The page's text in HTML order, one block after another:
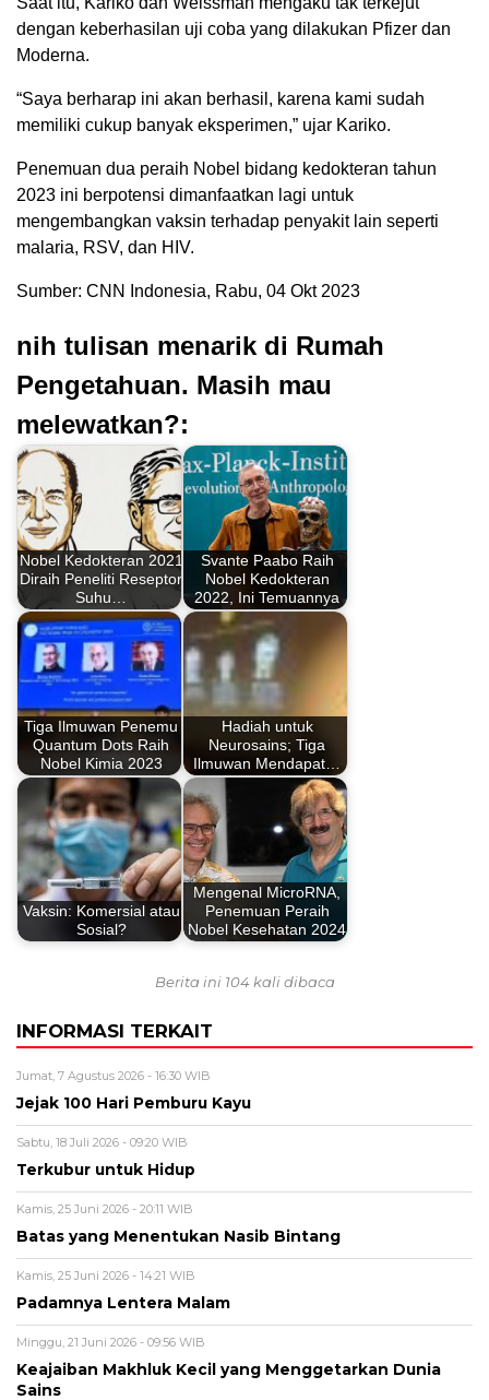
dengan keberhasilan uji coba yang dilakukan Pfizer dan
Moderna.
“Saya berharap ini akan berhasil, karena kami sudah
memiliki cukup banyak eksperimen,” ujar Kariko.
Penemuan dua peraih Nobel bidang kedokteran tahun
2023 ini berpotensi dimanfaatkan lagi untuk
mengembangkan vaksin terhadap penyakit lain seperti
malaria, RSV, dan HIV.
Sumber: CNN Indonesia, Rabu, 04 Okt 2023
nih tulisan menarik di Rumah
Pengetahuan. Masih mau
melewatkan?:
Nobel Kedokteran 2021
Diraih Peneliti Reseptor
Suhu…
Svante Paabo Raih
Nobel Kedokteran
2022, Ini Temuannya
Tiga Ilmuwan Penemu
Quantum Dots Raih
Nobel Kimia 2023
Hadiah untuk
Neurosains; Tiga
Ilmuwan Mendapat…
Vaksin: Komersial atau
Sosial?
Mengenal MicroRNA,
Penemuan Peraih
Nobel Kesehatan 2024
Berita ini 104 kali dibaca
INFORMASI TERKAIT
Jumat, 7 Agustus 2026 - 16:30 WIB
Jejak 100 Hari Pemburu Kayu
Sabtu, 18 Juli 2026 - 09:20 WIB
Terkubur untuk Hidup
Kamis, 25 Juni 2026 - 20:11 WIB
Batas yang Menentukan Nasib Bintang
Kamis, 25 Juni 2026 - 14:21 WIB
Padamnya Lentera Malam
Minggu, 21 Juni 2026 - 09:56 WIB
Keajaiban Makhluk Kecil yang Menggetarkan Dunia
Sains